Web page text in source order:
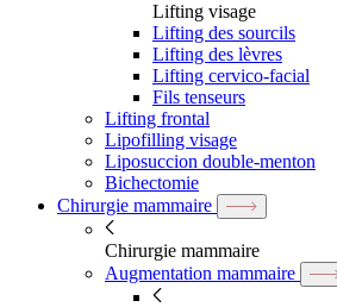
Lifting visage
Lifting des sourcils
Lifting des lèvres
Lifting cervico-facial
Fils tenseurs
Lifting frontal
Lipofilling visage
Liposuccion double-menton
Bichectomie
Chirurgie mammaire
Chirurgie mammaire
Augmentation mammaire